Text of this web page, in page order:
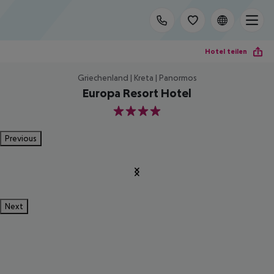
Hotel teilen
Griechenland | Kreta | Panormos
Europa Resort Hotel
4
Previous
Next